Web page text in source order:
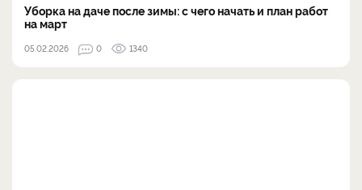
Уборка на даче после зимы: с чего начать и план работ
на март
05.02.2026 0 1340